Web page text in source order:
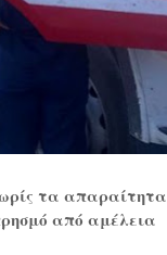
τα απαραίτητα
από αμέλεια